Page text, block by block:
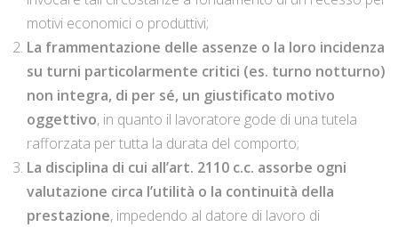
motivi economici o produttivi;
La frammentazione delle assenze o la loro incidenza
su turni particolarmente critici (es. turno notturno)
non integra, di per sé, un giustificato motivo
oggettivo, in quanto il lavoratore gode di una tutela
rafforzata per tutta la durata del comporto;
La disciplina di cui all’art. 2110 c.c. assorbe ogni
valutazione circa l’utilità o la continuità della
prestazione, impedendo al datore di lavoro di